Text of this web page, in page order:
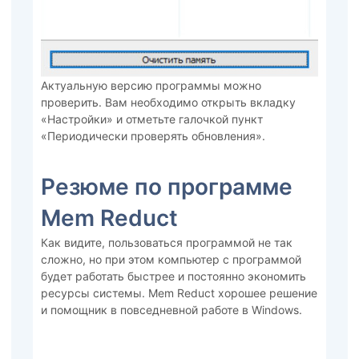
Актуальную версию программы можно
проверить. Вам необходимо открыть вкладку
«Настройки» и отметьте галочкой пункт
«Периодически проверять обновления».
Резюме по программе
Mem Reduct
Как видите, пользоваться программой не так
сложно, но при этом компьютер с программой
будет работать быстрее и постоянно экономить
ресурсы системы. Mem Reduct хорошее решение
и помощник в повседневной работе в Windows.